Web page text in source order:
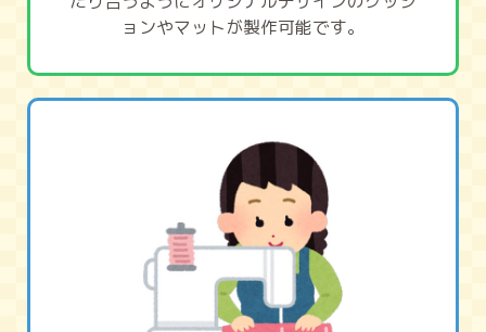
ョンやマットが製作可能です。